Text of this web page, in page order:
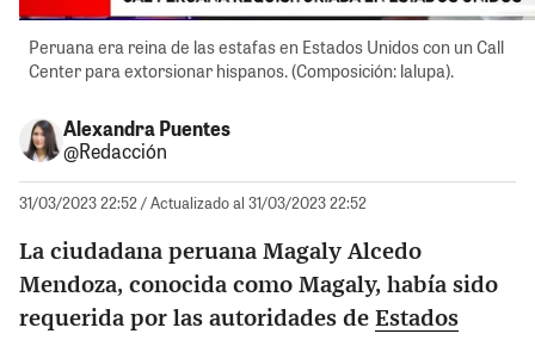
Peruana era reina de las estafas en Estados Unidos con un Call
Center para extorsionar hispanos. (Composición: lalupa).
Alexandra Puentes
@Redacción
31/03/2023 22:52/ Actualizado al 31/03/2023 22:52
La ciudadana peruana Magaly Alcedo
Mendoza, conocida como Magaly, había sido
requerida por las autoridades de Estados